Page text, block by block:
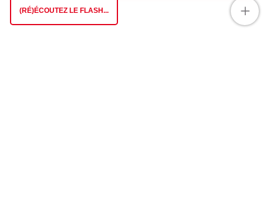
(RÉ)ÉCOUTEZ LE FLASH... +